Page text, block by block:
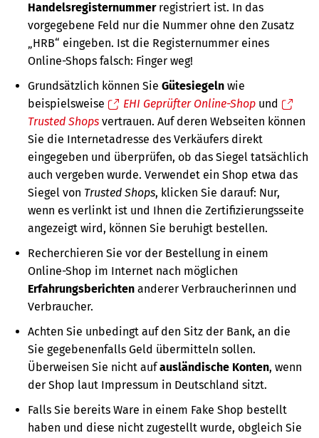
Handelsregisternummerregistriert ist. In das
vorgegebene Feld nur die Nummer ohne den Zusatz
„HRB“ eingeben. Ist die Registernummer eines
Online-Shops falsch: Finger weg!
Grundsätzlich können Sie Gütesiegeln wie
beispielsweise
EHI Geprüfter Online-Shop und
Trusted Shops vertrauen. Auf deren Webseiten können
Sie die Internetadresse des Verkäufers direkt
eingegeben und überprüfen, ob das Siegel tatsächlich
auch vergeben wurde. Verwendet ein Shop etwa das
Siegel von Trusted Shops, klicken Sie darauf: Nur,
wenn es verlinkt ist und Ihnen die Zertifizierungsseite
angezeigt wird, können Sie beruhigt bestellen.
Recherchieren Sie vor der Bestellung in einem
Online-Shop im Internet nach möglichen
Erfahrungsberichten anderer Verbraucherinnen und
Verbraucher.
Achten Sie unbedingt auf den Sitz der Bank, an die
Sie gegebenenfalls Geld übermitteln sollen.
Überweisen Sie nicht aufausländische Konten, wenn
der Shop laut Impressum in Deutschland sitzt.
Falls Sie bereits Ware in einem Fake Shop bestellt
haben und diese nicht zugestellt wurde, obgleich Sie